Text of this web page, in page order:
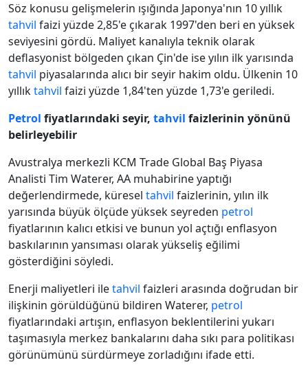
Söz konusu gelişmelerin ışığında Japonya'nın 10 yıllık
tahvil faizi yüzde 2,85'e çıkarak 1997'den beri en yüksek
seviyesini gördü. Maliyet kanalıyla teknik olarak
deflasyonist bölgeden çıkan Çin'de ise yılın ilk yarısında
tahvil piyasalarında alıcı bir seyir hakim oldu. Ülkenin 10
yıllıktahvil faizi yüzde 1,84'ten yüzde 1,73'e geriledi.
Petrol fiyatlarındaki seyir, tahvil faizlerinin yönünü
belirleyebilir
Avustralya merkezli KCM Trade Global Baş Piyasa
Analisti Tim Waterer, AA muhabirine yaptığı
değerlendirmede, küresel tahvil faizlerinin, yılın ilk
yarısında büyük ölçüde yüksek seyreden petrol
fiyatlarının kalıcı etkisi ve bunun yol açtığı enflasyon
baskılarının yansıması olarak yükseliş eğilimi
gösterdiğini söyledi.
Enerji maliyetleri iletahvil faizleri arasında doğrudan bir
ilişkinin görüldüğünü bildiren Waterer, petrol
fiyatlarındaki artışın, enflasyon beklentilerini yukarı
taşımasıyla merkez bankalarını daha sıkı para politikası
görünümünü sürdürmeye zorladığını ifade etti.